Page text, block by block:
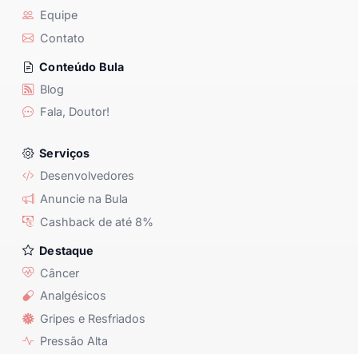
Equipe
Contato
Conteúdo Bula
Blog
Fala, Doutor!
Serviços
Desenvolvedores
Anuncie na Bula
Cashback de até 8%
Destaque
Câncer
Analgésicos
Gripes e Resfriados
Pressão Alta